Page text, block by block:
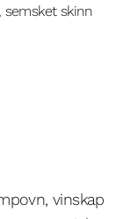
semsket skinn
vinskap